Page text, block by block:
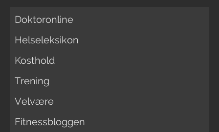
Doktoronline
Helseleksikon
Kosthold
Trening
Velvære
Fitnessbloggen